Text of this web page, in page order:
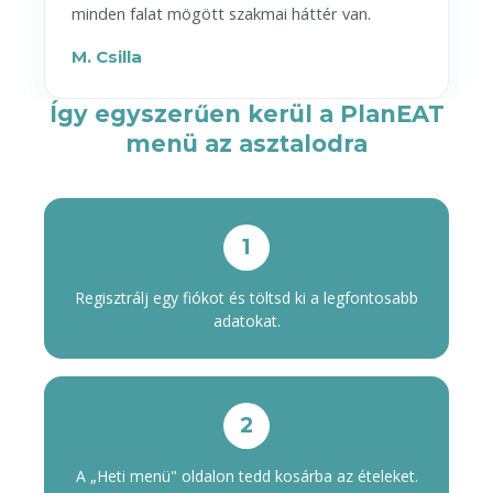
minden falat mögött szakmai háttér van.
M. Csilla
Így egyszerűen kerül a PlanEAT
menü az asztalodra
1
Regisztrálj egy fiókot és töltsd ki a legfontosabb
adatokat.
2
A „Heti menü" oldalon tedd kosárba az ételeket.